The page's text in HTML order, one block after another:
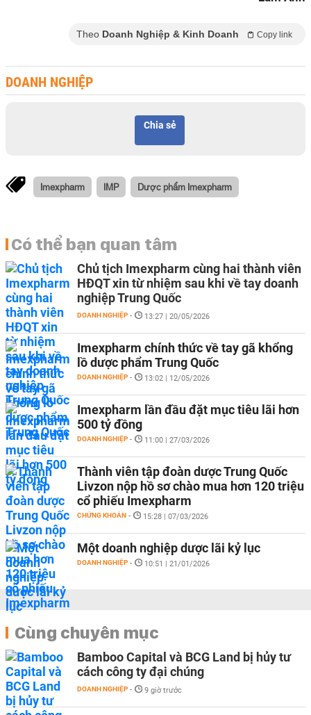
Theo Doanh Nghiệp & Kinh Doanh Copy link
DOANH NGHIỆP
Chia sẻ
Imexpharm IMP Dược phẩm Imexpharm
Có thể bạn quan tâm
Chủ tịch Imexpharm cùng hai thành viên
HĐQT xin từ nhiệm sau khi về tay doanh
nghiệp Trung Quốc
DOANH NGHIỆP - 13:27 | 20/05/2026
Imexpharm chính thức về tay gã khổng
lồ dược phẩm Trung Quốc
DOANH NGHIỆP - 13:02 | 12/05/2026
Imexpharm lần đầu đặt mục tiêu lãi hơn
500 tỷ đồng
DOANH NGHIỆP - 11:00 | 27/03/2026
Thành viên tập đoàn dược Trung Quốc
Livzon nộp hồ sơ chào mua hơn 120 triệu
cổ phiếu Imexpharm
CHỨNG KHOÁN - 15:28 | 07/03/2026
Một doanh nghiệp dược lãi kỷ lục
DOANH NGHIỆP - 10:51 | 21/01/2026
Cùng chuyên mục
Bamboo Capital và BCG Land bị hủy tư
cách công ty đại chúng
DOANH NGHIỆP - 9 giờ trước